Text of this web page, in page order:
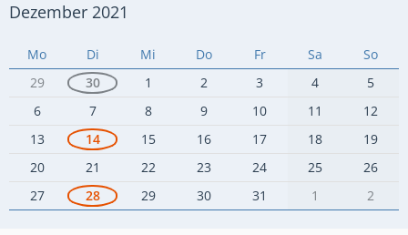
Dezember 2021
Mo Di Mi Do Fr Sa
So
29
30 1 2 3 4
5
6
7 8 9 10 11
12
13
14 15 16 17 18
19
20
21 22 23 24 25
26
27
28 29 30 31 1 2